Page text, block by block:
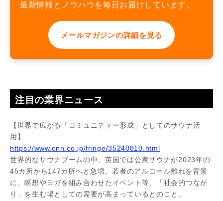
最新情報とノウハウを毎日お届けしています。
メールマガジンの詳細を見る
注目の業界ニュース
【世界で広がる「コミュニティー形成」としてのサウナ活
用】
https://www.cnn.co.jp/fringe/35240810.html
世界的なサウナブームの中、英国では公衆サウナが2023年の
45カ所から147カ所へと急増。若者のアルコール離れを背景
に、瞑想やヨガを組み合わせたイベント等、「社会的つなが
り」を生む場としての需要が高まっているとのこと。